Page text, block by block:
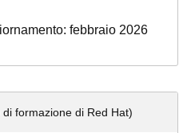
febbraio 2026
formazione di Red Hat)